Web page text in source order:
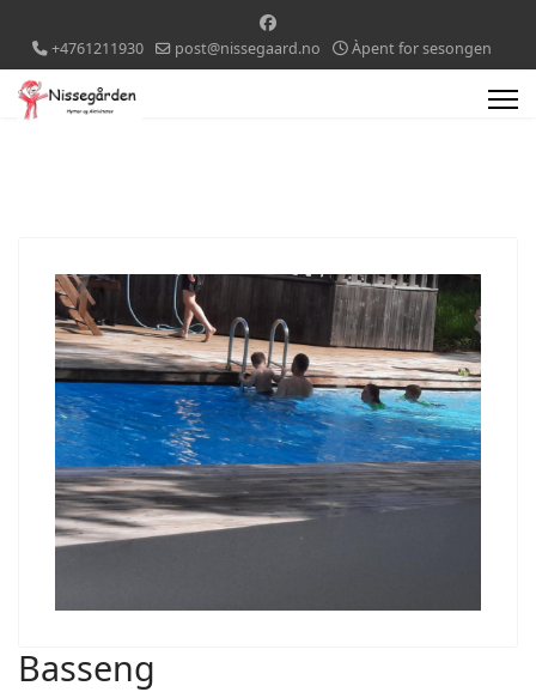
+4761211930 post@nissegaard.no Àpent for sesongen
Basseng